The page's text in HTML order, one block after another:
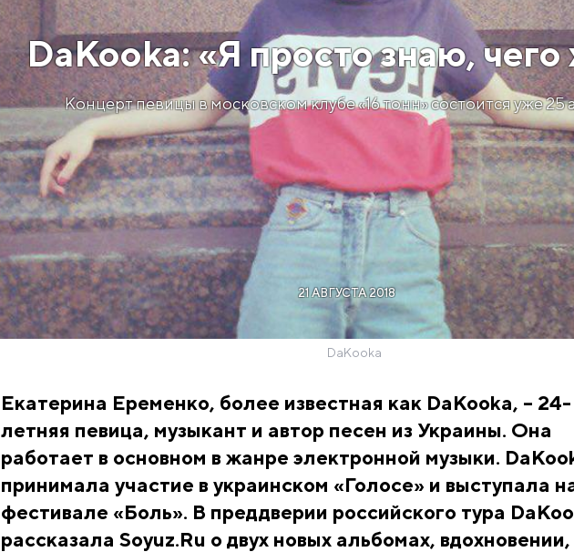
DaKooka: «Я просто знаю, чего
Концерт певицы в московском клубе «16 тонн» состоится уже 25
21 АВГУСТА 2018
DaKooka
Екатерина Еременко, более известная как DaKooka, – 24-
летняя певица, музыкант и автор песен из Украины. Она
работает в основном в жанре электронной музыки.
принимала участие в украинском «Голосе» и выступала
фестивале «Боль». В преддверии российского тура
рассказала Soyuz.Ru о двух новых альбомах, вдохновении,